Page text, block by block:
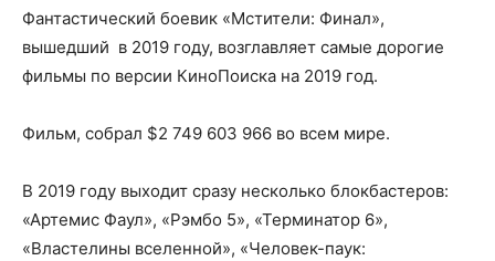
Фантастический боевик «Мстители: Финал»,
вышедший в 2019 году, возглавляет самые дорогие
фильмы по версии КиноПоиска на 2019 год.
Фильм, собрал $2 749 603 966 во всем мире.
В 2019 году выходит сразу несколько блокбастеров:
«Артемис Фаул», «Рэмбо 5», «Терминатор 6»,
«Властелины вселенной», «Человек-паук: